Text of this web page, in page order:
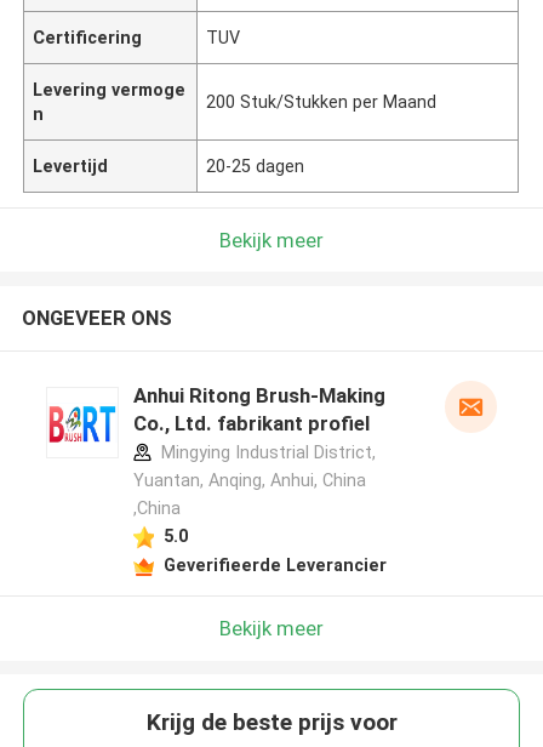
Certificering TUV
Levering vermoge
n
200 Stuk/Stukken per Maand
Levertijd 20-25 dagen
Bekijk meer
ONGEVEER ONS
Anhui Ritong Brush-Making
Co., Ltd. fabrikant profiel
Mingying Industrial District,
Yuantan, Anqing, Anhui, China
,China
5.0
Geverifieerde Leverancier
Bekijk meer
Krijg de beste prijs voor